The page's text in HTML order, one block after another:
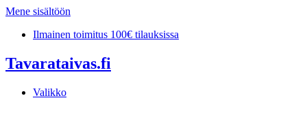
Mene sisältöön
Ilmainen toimitus 100€ tilauksissa
Tavarataivas.fi
Valikko